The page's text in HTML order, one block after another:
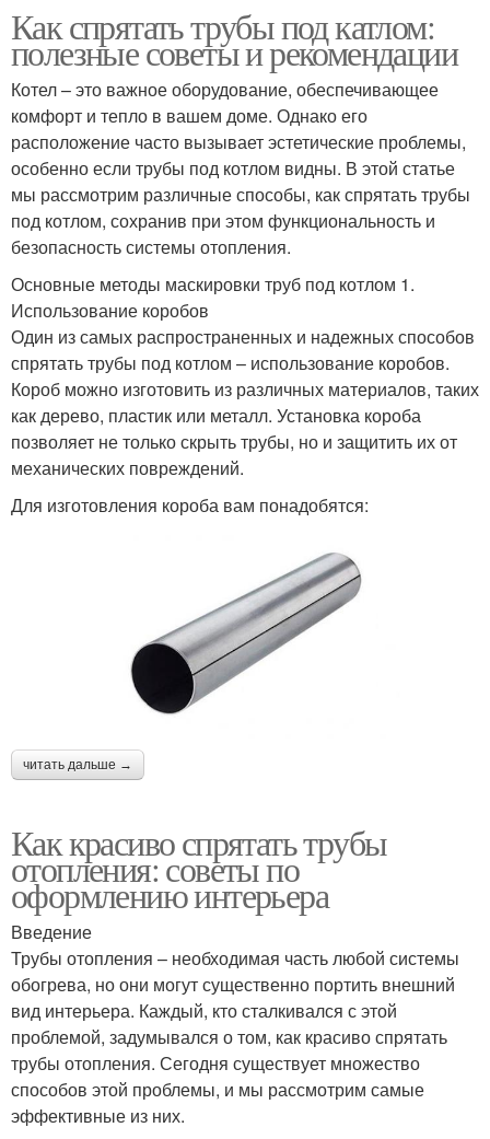
Как спрятать трубы под катлом:
полезные советы и рекомендации
Котел – это важное оборудование, обеспечивающее
комфорт и тепло в вашем доме. Однако его
расположение часто вызывает эстетические проблемы,
особенно если трубы под котлом видны. В этой статье
мы рассмотрим различные способы, как спрятать трубы
под котлом, сохранив при этом функциональность и
безопасность системы отопления.
Основные методы маскировки труб под котлом 1.
Использование коробов
Один из самых распространенных и надежных способов
спрятать трубы под котлом – использование коробов.
Короб можно изготовить из различных материалов, таких
как дерево, пластик или металл. Установка короба
позволяет не только скрыть трубы, но и защитить их от
механических повреждений.
Для изготовления короба вам понадобятся:
читать дальше →
Как красиво спрятать трубы
отопления: советы по
оформлению интерьера
Введение
Трубы отопления – необходимая часть любой системы
обогрева, но они могут существенно портить внешний
вид интерьера. Каждый, кто сталкивался с этой
проблемой, задумывался о том, как красиво спрятать
трубы отопления. Сегодня существует множество
способов этой проблемы, и мы рассмотрим самые
эффективные из них.